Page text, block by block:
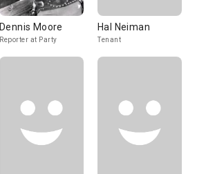
Dennis Moore
Reporter at Party
Hal Neiman
Tenant